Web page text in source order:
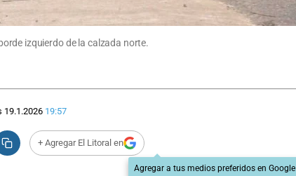
izquierdo de la calzada norte.
19.1.2026 19:57
+ Agregar El Litoral en
Agregar a tus medios preferidos en Google